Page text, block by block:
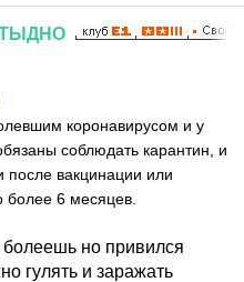
коронавирусом и у
соблюдать карантин, и
после вакцинации или
более 6 месяцев.
болеешь но привился
гулять и заражать